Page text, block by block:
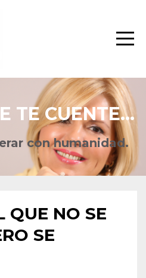
TE CUENTE...
con humanidad.
QUE NO SE
SE